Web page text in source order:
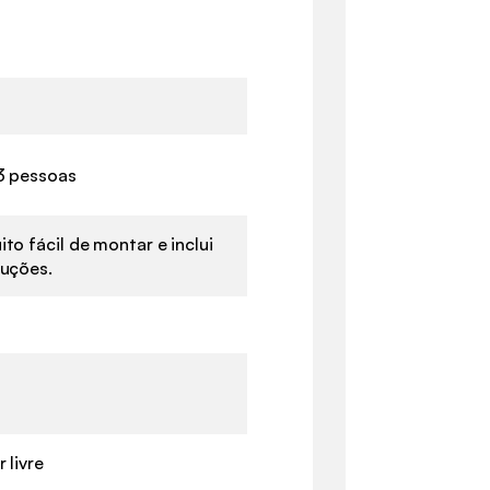
pessoas
fácil de montar e inclui
livre